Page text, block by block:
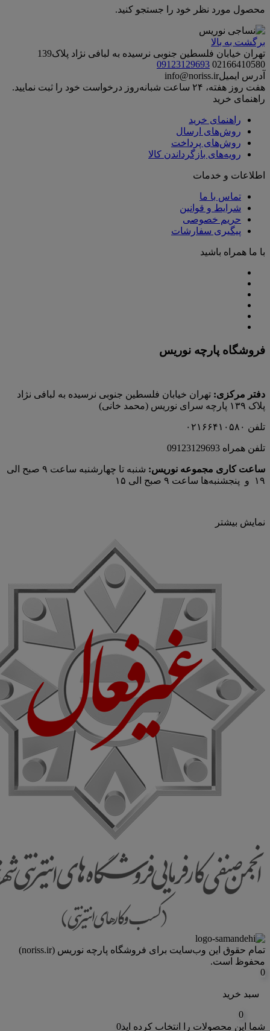
محصول مورد نظر خود را جستجو کنید.
برگشت به بالا
تهران خیابان فلسطین جنوبی نرسیده به لبافی نژاد پلاک139
02166410580
09123129693
آدرس ایمیلinfo@noriss.ir
هفت روز هفته، ۲۴ ساعت شبانه‌روز درخواست خود را ثبت نمایید.
راهنمای خرید
راهنمای خرید
روش‌های ارسال
روش‌های پرداخت
رویه‌های بازگرداندن کالا
اطلاعات و خدمات
تماس با ما
شرایط و قوانین
حریم خصوصی
پیگیری سفارشات
با ما همراه باشید
فروشگاه پارچه نوریس
دفتر مرکزی: تهران خیابان فلسطین جنوبی نرسیده به لبافی نژاد
پلاک ۱۳۹ پارچه‌ سرای نوريس (محمد خانی)
تلفن ۰۲۱۶۶۴۱۰۵۸۰
تلفن همراه 09123129693
ساعت کاری مجموعه نوریس:
شنبه تا چهارشنبه ساعت ۹ صبح الی
۱۹ و پنجشنبه‌ها ساعت ۹ صبح الی ۱۵
نمایش بیشتر
تمام حقوق اين وب‌سايت برای فروشگاه پارچه نوریس (noriss.ir)
محفوظ است.
0
سبد خرید
0
شما این محصولات را انتخاب کرده اید0